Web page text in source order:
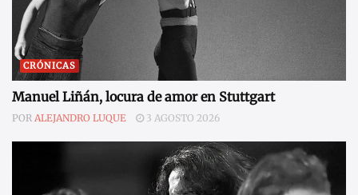
CRÓNICAS
Manuel Liñán, locura de amor en Stuttgart
POR ALEJANDRO LUQUE 3 AGOSTO 2026